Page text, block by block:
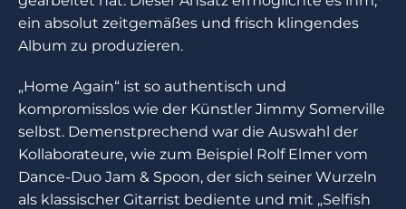
ein absolut zeitgemäßes und frisch klingendes
Album zu produzieren.
„Home Again“ ist so authentisch und
kompromisslos wie der Künstler Jimmy Somerville
selbst. Demenstprechend war die Auswahl der
Kollaborateure, wie zum Beispiel Rolf Elmer vom
Dance-Duo Jam & Spoon, der sich seiner Wurzeln
als klassischer Gitarrist bediente und mit „Selfish